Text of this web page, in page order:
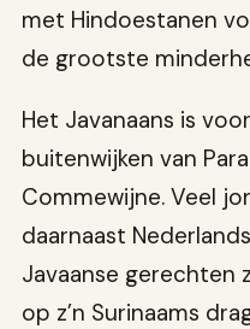
met Hindoestanen
de grootste
Het Javanaans is
buitenwijken van
Commewijne. Veel
daarnaast
Javaanse gerechten
op z’n Surinaams